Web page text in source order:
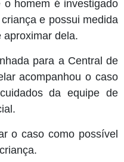
homem é investigado
e possui medida
aproximar dela.
para a Central de
acompanhou o caso
da equipe de
o caso como possível